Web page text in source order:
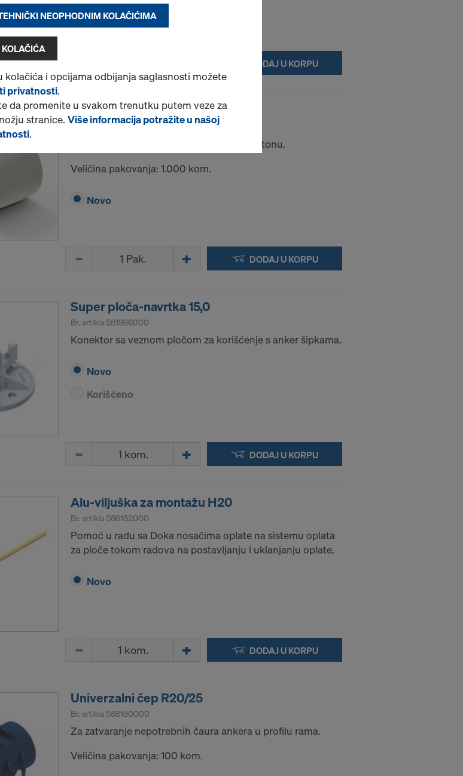
DODAJ U KORPU
Čep 22mm
Br. artikla581953000
Zatvaranje plastičnih cevi koje ostaju u betonu.
Veličina pakovanja: 1.000 kom.
Novo
DODAJ U KORPU
Super ploča-navrtka 15,0
Br. artikla 581966000
Konektor sa veznom pločom za korišćenje s anker šipkama.
Novo
Korišćeno
DODAJ U KORPU
Alu-viljuška za montažu H20
Br. artikla 586182000
Pomoć u radu sa Doka nosačima oplate na sistemu oplata
za ploče tokom radova na postavljanju i uklanjanju oplate.
Novo
DODAJ U KORPU
Univerzalni čep R20/25
Br. artikla 588180000
Za zatvaranje nepotrebnih čaura ankera u profilu rama.
Veličina pakovanja: 100 kom.
NEOPHODNIM KOLAČIĆIMA
i opcijama odbijanja saglasnosti možete
privatnosti.
da promenite u svakom trenutku putem veze za
stranice. Više informacija potražite u našoj
.